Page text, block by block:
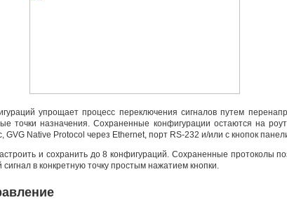
упрощает процесс переключения сигналов путем
точки назначения. Сохраненные конфигурации остаются на
, GVG Native Protocol через Ethernet порт RS-232 и/или c кнопок
и сохранить до 8 конфигураций. Сохраненные протоколы
в конкретную точку простым нажатием кнопки.